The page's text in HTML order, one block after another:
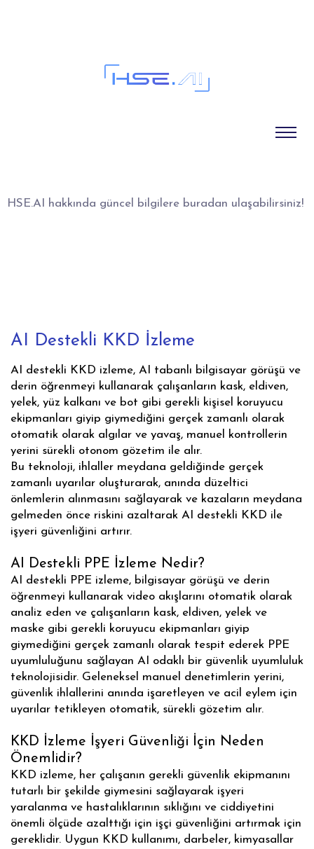
HSE.AI hakkında güncel bilgilere buradan ulaşabilirsiniz!
AI Destekli KKD İzleme
AI destekli KKD izleme, AI tabanlı bilgisayar görüşü ve
derin öğrenmeyi kullanarak çalışanların kask, eldiven,
yelek, yüz kalkanı ve bot gibi gerekli kişisel koruyucu
ekipmanları giyip giymediğini gerçek zamanlı olarak
otomatik olarak algılar ve yavaş, manuel kontrollerin
yerini sürekli otonom gözetim ile alır.
Bu teknoloji, ihlaller meydana geldiğinde gerçek
zamanlı uyarılar oluşturarak, anında düzeltici
önlemlerin alınmasını sağlayarak ve kazaların meydana
gelmeden önce riskini azaltarak AI destekli KKD ile
işyeri güvenliğini artırır.
AI Destekli PPE İzleme Nedir?
AI destekli PPE izleme, bilgisayar görüşü ve derin
öğrenmeyi kullanarak video akışlarını otomatik olarak
analiz eden ve çalışanların kask, eldiven, yelek ve
maske gibi gerekli koruyucu ekipmanları giyip
giymediğini gerçek zamanlı olarak tespit ederek PPE
uyumluluğunu sağlayan AI odaklı bir güvenlik uyumluluk
teknolojisidir. Geleneksel manuel denetimlerin yerini,
güvenlik ihlallerini anında işaretleyen ve acil eylem için
uyarılar tetikleyen otomatik, sürekli gözetim alır.
KKD İzleme İşyeri Güvenliği İçin Neden
Önemlidir?
KKD izleme, her çalışanın gerekli güvenlik ekipmanını
tutarlı bir şekilde giymesini sağlayarak işyeri
yaralanma ve hastalıklarının sıklığını ve ciddiyetini
önemli ölçüde azalttığı için işçi güvenliğini artırmak için
gereklidir. Uygun KKD kullanımı, darbeler, kimyasallar